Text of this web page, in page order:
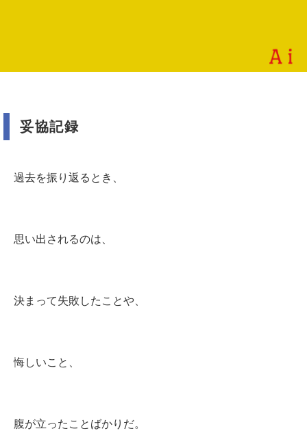
妥協記録
過去を振り返るとき、
思い出されるのは、
決まって失敗したことや、
悔しいこと、
腹が立ったことばかりだ。